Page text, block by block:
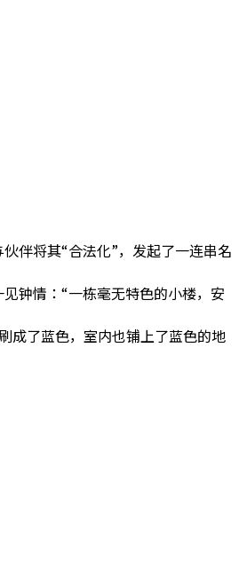
伴将其“合法化”，发起了一连串名
钟情：“一栋毫无特色的小楼，安
成了蓝色，室内也铺上了蓝色的地